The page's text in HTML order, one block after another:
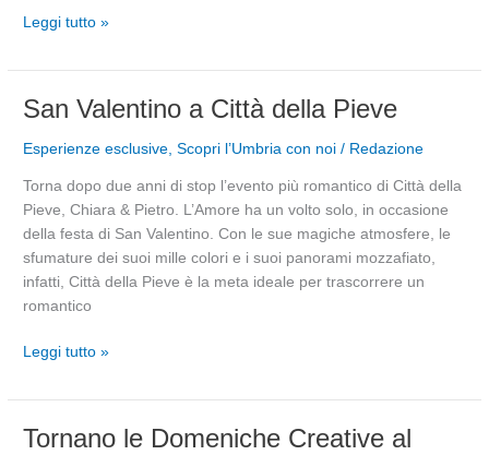
Leggi tutto »
San Valentino a Città della Pieve
Esperienze esclusive,Scopri l’Umbria con noi / Redazione
Torna dopo due anni di stop l’evento più romantico di Città della
Pieve, Chiara & Pietro. L’Amore ha un volto solo, in occasione
della festa di San Valentino. Con le sue magiche atmosfere, le
sfumature dei suoi mille colori e i suoi panorami mozzafiato,
infatti, Città della Pieve è la meta ideale per trascorrere un
romantico
San
a
Leggi tutto »
Tornano le Domeniche Creative al
Tornano